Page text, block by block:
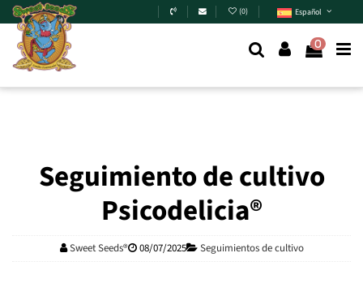
Skip to main content (0) Español
0
Seguimiento de cultivo
Psicodelicia®
Sweet Seeds® 08/07/2025 Seguimientos de cultivo